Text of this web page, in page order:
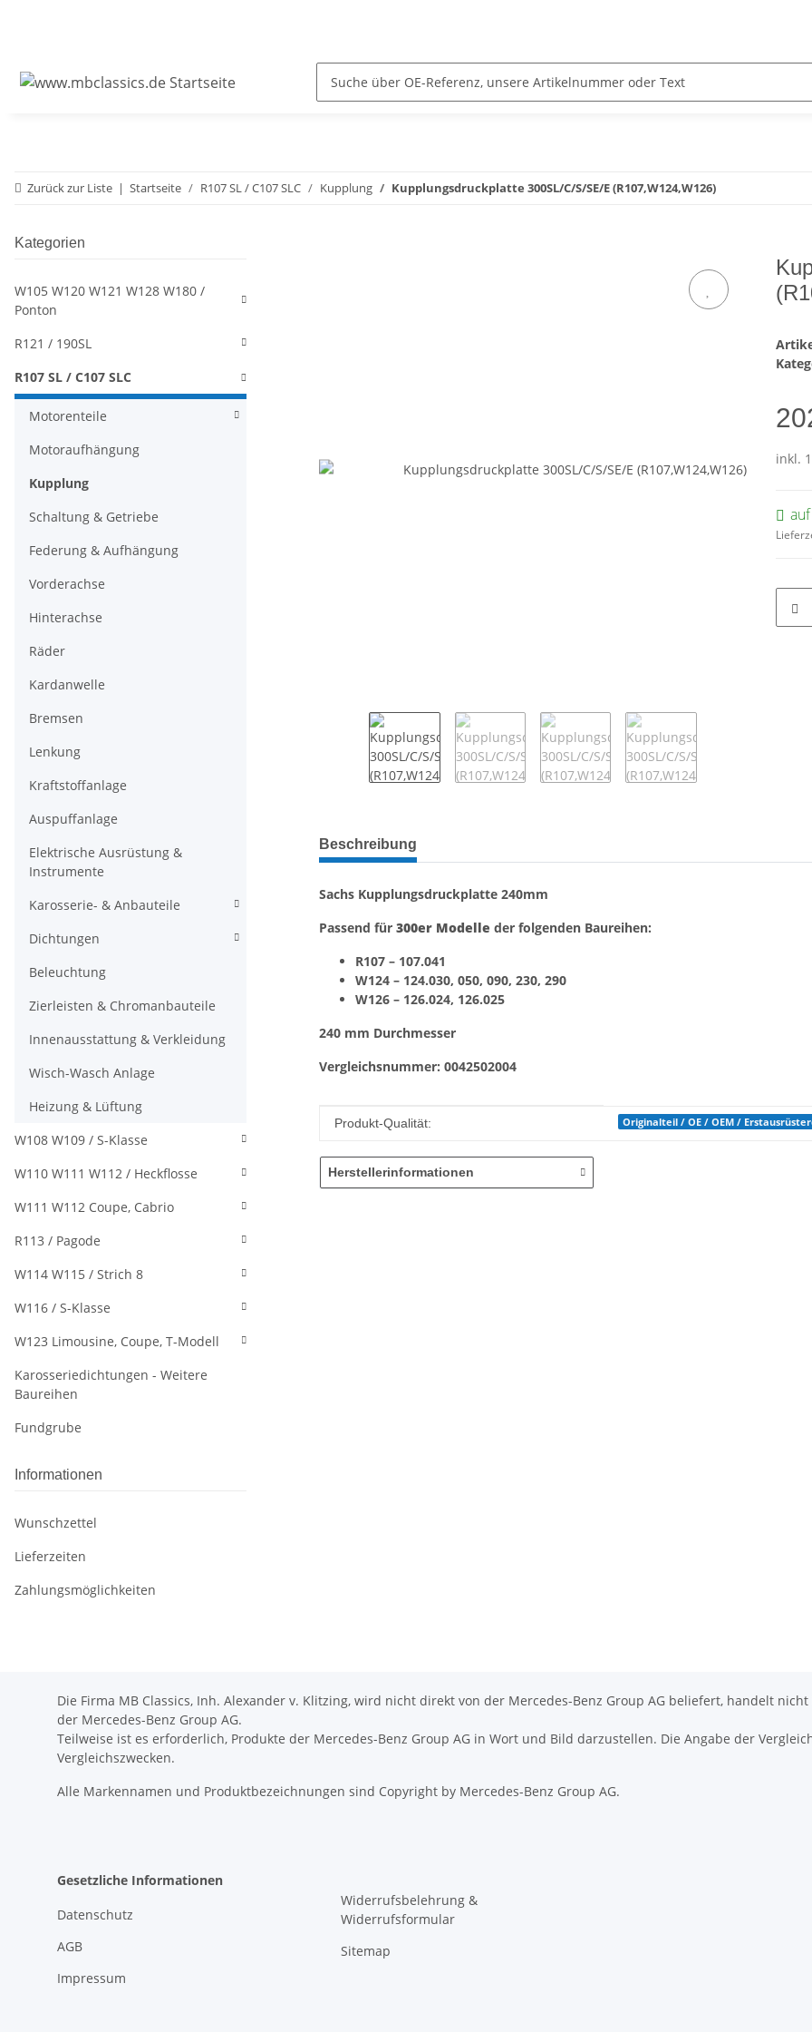
Zurück zur Liste Startseite R107 SL / C107 SLC Kupplung Kupplungsdruckplatte 300SL/C/S/SE/E (R107,W124,W126)
inkl.
weitere Registerkarten anzeigen
Beschreibung
Sachs Kupplungsdruckplatte 240mm
Passend für 300er Modelle der folgenden Baureihen:
R107 – 107.041
W124 – 124.030, 050, 090, 230, 290
W126 – 126.024, 126.025
240 mm Durchmesser
Vergleichsnummer: 0042502004
Produkteigenschaft
Wert
Produkt-Qualität: Originalteil / OE / OEM /
Herstellerinformationen
Kategorien
W105 W120 W121 W128 W180 /
Ponton
R121 / 190SL
R107 SL / C107 SLC
Motorenteile
Motoraufhängung
Kupplung
Schaltung & Getriebe
Federung & Aufhängung
Vorderachse
Hinterachse
Räder
Kardanwelle
Bremsen
Lenkung
Kraftstoffanlage
Auspuffanlage
Elektrische Ausrüstung &
Instrumente
Karosserie- & Anbauteile
Dichtungen
Beleuchtung
Zierleisten & Chromanbauteile
Innenausstattung & Verkleidung
Wisch-Wasch Anlage
Heizung & Lüftung
W108 W109 / S-Klasse
W110 W111 W112 / Heckflosse
W111 W112 Coupe, Cabrio
R113 / Pagode
W114 W115 / Strich 8
W116 / S-Klasse
W123 Limousine, Coupe, T-Modell
Karosseriedichtungen - Weitere
Baureihen
Fundgrube
Informationen
Wunschzettel
Lieferzeiten
Zahlungsmöglichkeiten
Die Firma MB Classics, Inh. Alexander v. Klitzing, wird nicht direkt von der Mercedes-Benz Group AG beliefert, handelt
der Mercedes-Benz Group AG.
Teilweise ist es erforderlich, Produkte der Mercedes-Benz Group AG in Wort und Bild darzustellen. Die Angabe der
Vergleichszwecken.
Alle Markennamen und Produktbezeichnungen sind Copyright by Mercedes-Benz Group AG.
Gesetzliche Informationen
Datenschutz
AGB
Impressum
Widerrufsbelehrung &
Widerrufsformular
Sitemap